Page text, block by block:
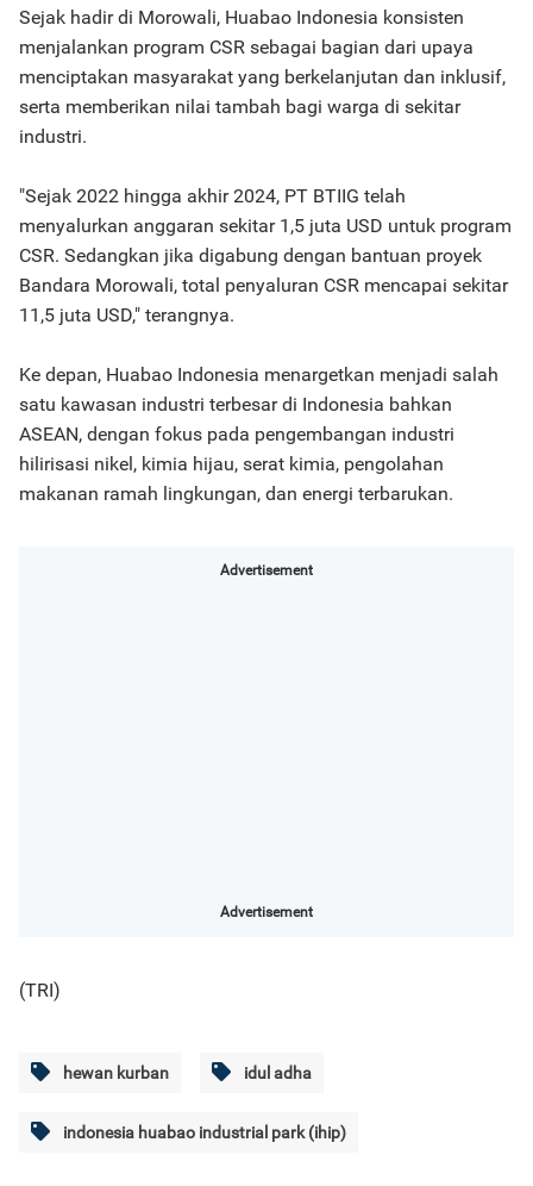
Sejak hadir di Morowali, Huabao Indonesia konsisten
menjalankan program CSR sebagai bagian dari upaya
menciptakan masyarakat yang berkelanjutan dan inklusif,
serta memberikan nilai tambah bagi warga di sekitar
industri.
"Sejak 2022 hingga akhir 2024, PT BTIIG telah
menyalurkan anggaran sekitar 1,5 juta USD untuk program
CSR. Sedangkan jika digabung dengan bantuan proyek
Bandara Morowali, total penyaluran CSR mencapai sekitar
11,5 juta USD," terangnya.
Ke depan, Huabao Indonesia menargetkan menjadi salah
satu kawasan industri terbesar di Indonesia bahkan
ASEAN, dengan fokus pada pengembangan industri
hilirisasi nikel, kimia hijau, serat kimia, pengolahan
makanan ramah lingkungan, dan energi terbarukan.
Advertisement
Advertisement
(TRI)
hewan kurban idul adha
indonesia huabao industrial park (ihip)